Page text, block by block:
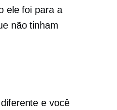
ele foi para a
não tinham
e você